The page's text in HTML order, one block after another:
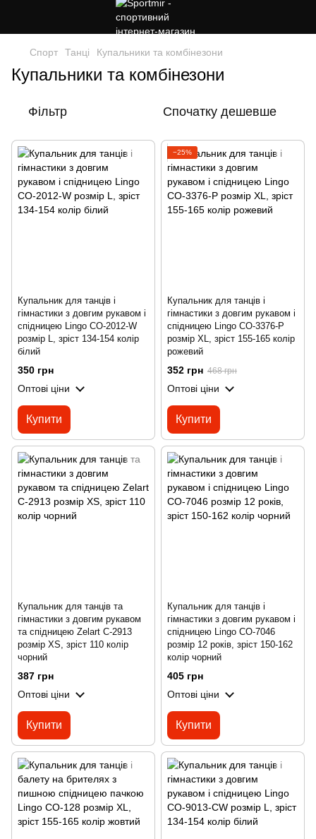
Спорт Танці Купальники та комбінезони
Купальники та комбінезони
Фільтр Спочатку дешевше
Купальник для танців і
гімнастики з довгим рукавом і
спідницею Lingo CO-2012-W
розмір L, зріст 134-154 колір
білий
350 грн
Оптові ціни
Купити
−25%
Купальник для танців і
гімнастики з довгим рукавом і
спідницею Lingo CO-3376-P
розмір XL, зріст 155-165 колір
рожевий
352 грн 468 грн
Оптові ціни
Купити
Купальник для танців та
гімнастики з довгим рукавом
та спідницею Zelart C-2913
розмір XS, зріст 110 колір
чорний
387 грн
Оптові ціни
Купити
Купальник для танців і
гімнастики з довгим рукавом і
спідницею Lingo CO-7046
розмір 12 років, зріст 150-162
колір чорний
405 грн
Оптові ціни
Купити